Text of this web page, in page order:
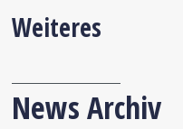
Weiteres
News Archiv